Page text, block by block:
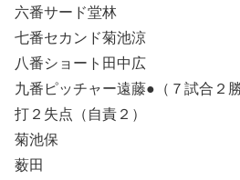
六番サード堂林
七番セカンド菊池涼
八番ショート田中広
九番ピッチャー遠藤●（７試合２
打２失点（自責２）
菊池保
薮田